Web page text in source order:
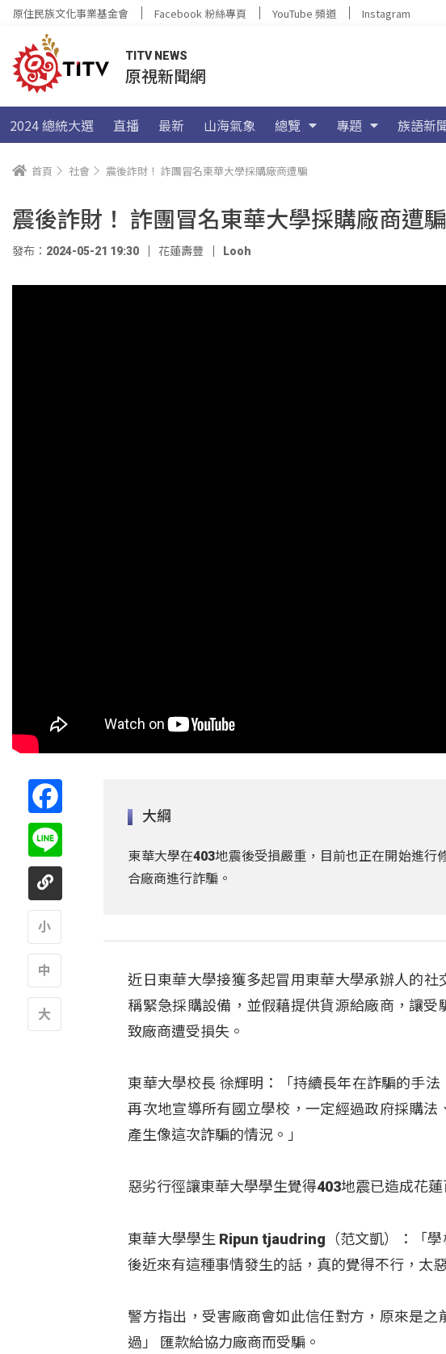
原住民族文化事業基金會 Facebook 粉絲專頁 YouTube 頻道 Instagram
TITV NEWS
原視新聞網
2024 總統大選 直播 最新 山海氣象 總覽 專題 族語新
首頁 社會 震後詐財！ 詐團冒名東華大學採購廠商遭騙
震後詐財！ 詐團冒名東華大學採購廠商遭騙
發布：2024-05-21 19:30 花蓮壽豐 Looh
大綱
東華大學在403地震後受損嚴重，目前也正在開始進
合廠商進行詐騙。
近日東華大學接獲多起冒用東華大學承辦人的
稱緊急採購設備，並假藉提供貨源給廠商，讓
致廠商遭受損失。
東華大學校長 徐輝明：「持續長年在詐騙的手
再次地宣導所有國立學校，一定經過政府採購
產生像這次詐騙的情況。」
惡劣行徑讓東華大學學生覺得403地震已造成花
東華大學學生 Ripun tjaudring（范文凱）：「
後近來有這種事情發生的話，真的覺得不行，太
警方指出，受害廠商會如此信任對方，原來是
過」 匯款給協力廠商而受騙。